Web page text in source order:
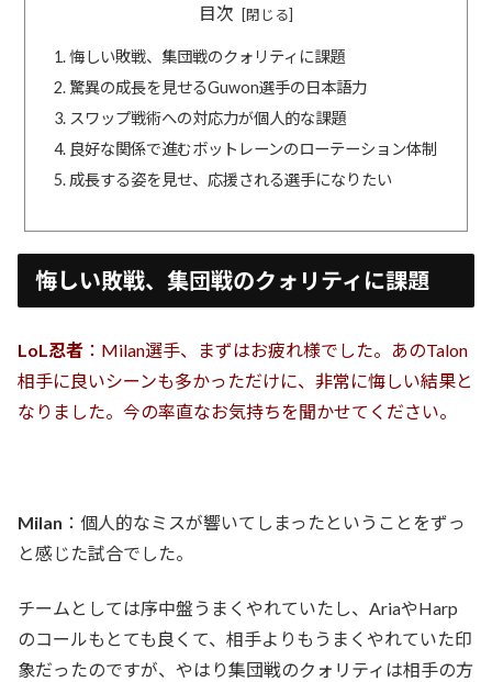
目次
悔しい敗戦、集団戦のクォリティに課題
驚異の成長を見せるGuwon選手の日本語力
スワップ戦術への対応力が個人的な課題
良好な関係で進むボットレーンのローテーション体制
成長する姿を見せ、応援される選手になりたい
悔しい敗戦、集団戦のクォリティに課題
LoL忍者 ：Milan選手、まずはお疲れ様でした。あのTalon
相手に良いシーンも多かっただけに、非常に悔しい結果と
なりました。今の率直なお気持ちを聞かせてください。
Milan ：個人的なミスが響いてしまったということをずっ
と感じた試合でした。
チームとしては序中盤うまくやれていたし、AriaやHarp
のコールもとても良くて、相手よりもうまくやれていた印
象だったのですが、やはり集団戦のクォリティは相手の方